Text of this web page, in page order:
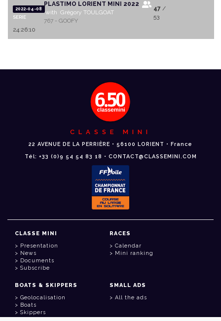
2022-04-08
SERIE
PLASTIMO LORIENT MINI 2022
with Grégory TOULGOAT
767 - GOOFY
47 /
53
24:26:10
CLASSE MINI
22 AVENUE DE LA PERRIÈRE • 56100 LORIENT • France
Tél: +33 (0)9 54 54 83 18 • CONTACT@CLASSEMINI.COM
CLASSE MINI
Presentation
News
Documents
Subscribe
RACES
Calendar
Mini ranking
BOATS & SKIPPERS
Geolocalisation
Boats
Skippers
SMALL ADS
All the ads